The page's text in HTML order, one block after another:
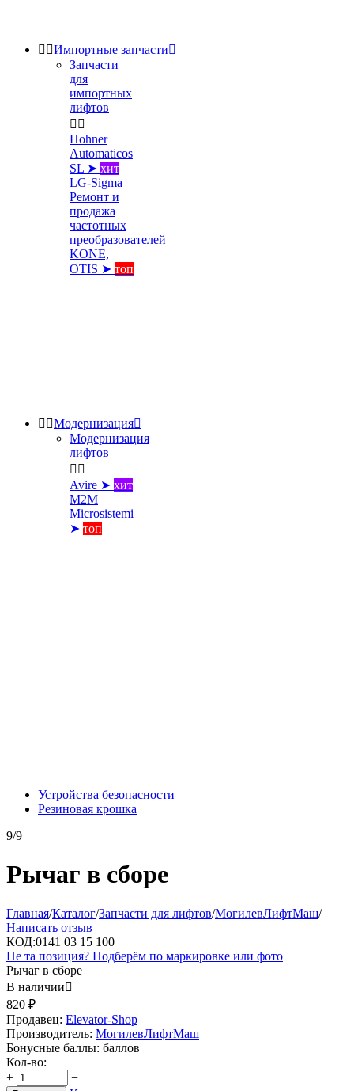
 Импортные запчасти
Запчасти
для
импортных
лифтов
 
Hohner
Automaticos
SL ➤ хит
LG-Sigma
Ремонт и
продажа
частотных
преобразователей
KONE,
OTIS ➤ топ
 Модернизация
Модернизация
лифтов
 
Avire ➤ хит
M2M
Microsistemi
➤ топ
Устройства безопасности
Резиновая крошка
9/9
Рычаг в сборе
Главная/Каталог/Запчасти для лифтов/МогилевЛифтМаш/
Написать отзыв
КОД:0141 03 15 100
Не та позиция? Подберём по маркировке или фото
Рычаг в сборе
В наличии
820 ₽
Продавец: Elevator-Shop
Производитель: МогилевЛифтМаш
Бонусные баллы: баллов
Кол-во:
+
−